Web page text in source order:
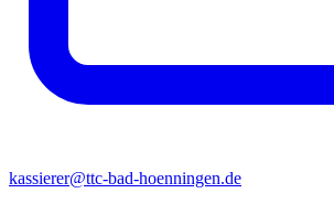
kassierer@ttc-bad-hoenningen.de